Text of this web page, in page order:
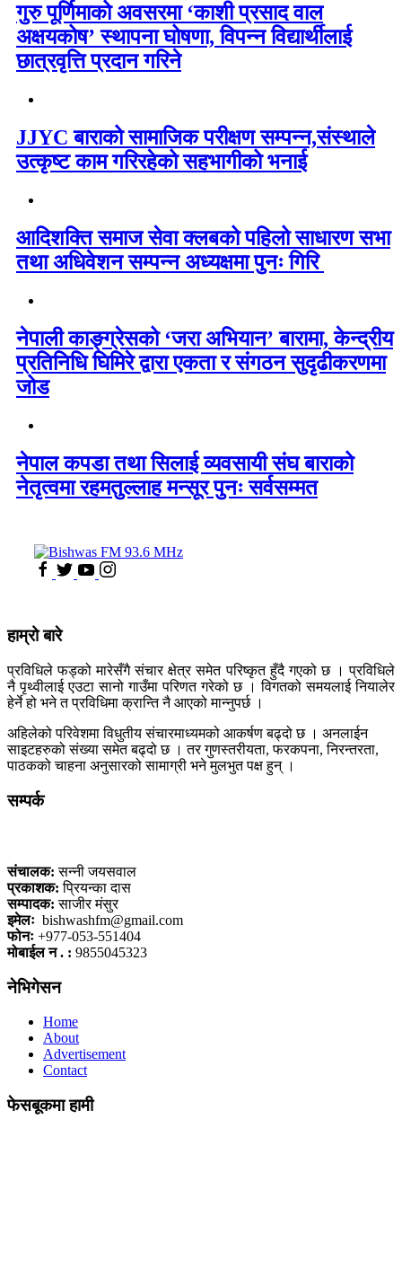
गुरु पूर्णिमाको अवसरमा ‘काशी प्रसाद वाल
अक्षयकोष’ स्थापना घोषणा, विपन्न विद्यार्थीलाई
छात्रवृत्ति प्रदान गरिने
JJYC बाराको सामाजिक परीक्षण सम्पन्न,संस्थाले
उत्कृष्ट काम गरिरहेको सहभागीको भनाई
आदिशक्ति समाज सेवा क्लबको पहिलो साधारण सभा
तथा अधिवेशन सम्पन्न अध्यक्षमा पुनः गिरि
नेपाली काङ्ग्रेसको ‘जरा अभियान’ बारामा, केन्द्रीय
प्रतिनिधि घिमिरे द्वारा एकता र संगठन सुदृढीकरणमा
जोड
नेपाल कपडा तथा सिलाई व्यवसायी संघ बाराको
नेतृत्वमा रहमतुल्लाह मन्सूर पुनः सर्वसम्मत
हाम्रो बारे
प्रविधिले फड्को मारेसँगै संचार क्षेत्र समेत परिष्कृत हुँदै गएको छ । प्रविधिले
नै पृथ्वीलाई एउटा सानो गाउँमा परिणत गरेको छ । विगतको समयलाई नियालेर
हेर्ने हो भने त प्रविधिमा क्रान्ति नै आएको मान्नुपर्छ ।
अहिलेको परिवेशमा विधुतीय संचारमाध्यमको आकर्षण बढ्दो छ । अनलाईन
साइटहरुको संख्या समेत बढ्दो छ । तर गुणस्तरीयता, फरकपना, निरन्तरता,
पाठकको चाहना अनुसारको सामाग्री भने मुलभुत पक्ष हुन् ।
सम्पर्क
संचालक: सन्नी जयसवाल
प्रकाशक: प्रियन्का दास
सम्पादक: साजीर मंसुर
इमेलः bishwashfm@gmail.com
फोनः +977-053-551404
मोबाईल न . : 9855045323
नेभिगेसन
Home
About
Advertisement
Contact
फेसबूकमा हामी